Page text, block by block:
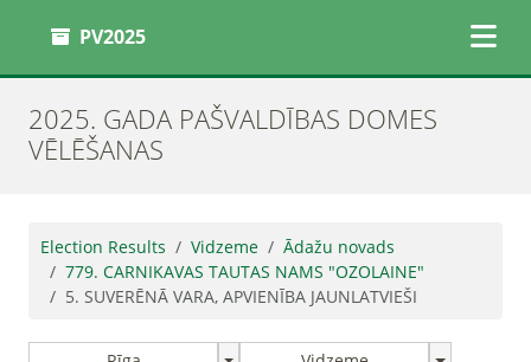
PV2025
2025. GADA PAŠVALDĪBAS DOMES
VĒLĒŠANAS
Election Results Vidzeme
Ādažu novads
779. CARNIKAVAS TAUTAS NAMS "OZOLAINE"
5. SUVERĒNĀ VARA, APVIENĪBA JAUNLATVIEŠI